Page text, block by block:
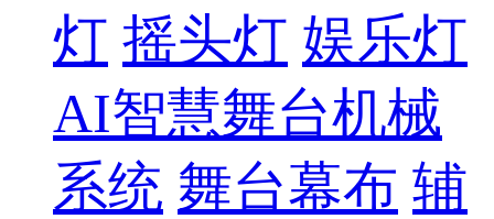
灯 摇头灯 娱乐灯
AI智慧舞台机械
系统 舞台幕布 辅